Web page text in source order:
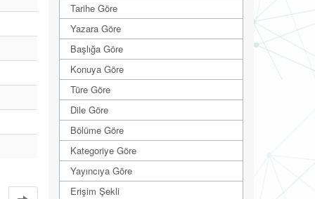
Tarihe Göre
Yazara Göre
Başlığa Göre
Konuya Göre
Türe Göre
Dile Göre
Bölüme Göre
Kategoriye Göre
Yayıncıya Göre
Erişim Şekli